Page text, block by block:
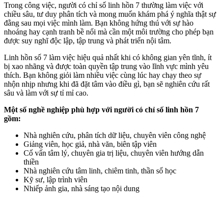
Trong công việc, người có chỉ số linh hồn 7 thường làm việc với
chiều sâu, tư duy phân tích và mong muốn khám phá ý nghĩa thật sự
đằng sau mọi việc mình làm. Bạn không hứng thú với sự hào
nhoáng hay cạnh tranh bề nổi mà cần một môi trường cho phép bạn
được suy nghĩ độc lập, tập trung và phát triển nội tâm.
Linh hồn số 7 làm việc hiệu quả nhất khi có không gian yên tĩnh, ít
bị xao nhãng và được toàn quyền tập trung vào lĩnh vực mình yêu
thích. Bạn không giỏi làm nhiều việc cùng lúc hay chạy theo sự
nhộn nhịp nhưng khi đã đặt tâm vào điều gì, bạn sẽ nghiên cứu rất
sâu và làm với sự tỉ mỉ cao.
Một số nghề nghiệp phù hợp với người có chỉ số linh hồn 7
gồm:
Nhà nghiên cứu, phân tích dữ liệu, chuyên viên công nghệ
Giảng viên, học giả, nhà văn, biên tập viên
Cố vấn tâm lý, chuyên gia trị liệu, chuyên viên hướng dẫn
thiền
Nhà nghiên cứu tâm linh, chiêm tinh, thần số học
Kỹ sư, lập trình viên
Nhiếp ảnh gia, nhà sáng tạo nội dung